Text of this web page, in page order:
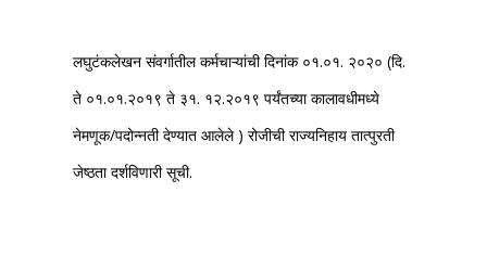
लघुटंकलेखन संवर्गातील कर्मचाऱ्यांची दिनांक ०१.०१. २०२० (दि.
ते ०१.०१.२०१९ ते ३१. १२.२०१९ पर्यंतच्या कालावधीमध्ये
नेमणूक/पदोन्नती देण्यात आलेले ) रोजीची राज्यनिहाय तात्पुरती
जेष्ठता दर्शविणारी सूची.